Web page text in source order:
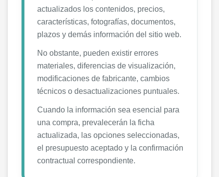
actualizados los contenidos, precios,
características, fotografías, documentos,
plazos y demás información del sitio web.
No obstante, pueden existir errores
materiales, diferencias de visualización,
modificaciones de fabricante, cambios
técnicos o desactualizaciones puntuales.
Cuando la información sea esencial para
una compra, prevalecerán la ficha
actualizada, las opciones seleccionadas,
el presupuesto aceptado y la confirmación
contractual correspondiente.